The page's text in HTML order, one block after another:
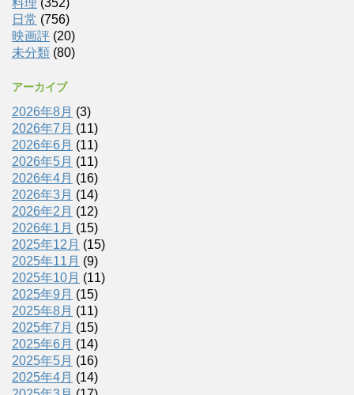
日常 (756)
映画評 (20)
未分類 (80)
アーカイブ
2026年8月 (3)
2026年7月 (11)
2026年6月 (11)
2026年5月 (11)
2026年4月 (16)
2026年3月 (14)
2026年2月 (12)
2026年1月 (15)
2025年12月 (15)
2025年11月 (9)
2025年10月 (11)
2025年9月 (15)
2025年8月 (11)
2025年7月 (15)
2025年6月 (14)
2025年5月 (16)
2025年4月 (14)